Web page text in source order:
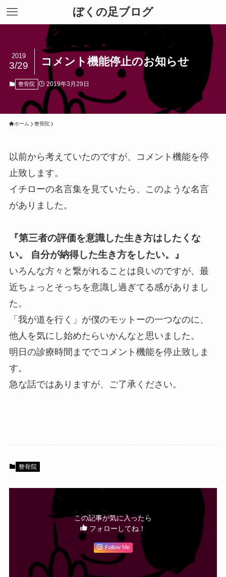
ぼくの足ブログ
コメント機能停止のお知らせ
2019
3/29
整骨院 2019年3月29日
ホーム 整骨院
以前から考えていたのですが、コメント機能を停
止致します。
イチローの名言集を見ていたら、このような名言
がありました。
『第三者の評価を意識した生き方はしたくな
い。 自分が納得した生き方をしたい。』
いろんな方々と繋がれることは良いのですが、最
近ちょっとそっちを意識し過ぎてる感がありまし
た。
「我が道を行く」が僕のモットーの一つなのに、
他人を気にし始めたらいかんなと思いました。
明日の診療時間まででコメント機能を停止致しま
す。
急な話ではありますが、ご了承ください。
整骨院
この記事が気に入ったら
フォローしてね！
Follow Me